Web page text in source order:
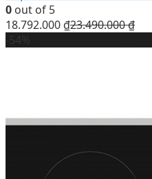
0 out of 5
18.792.000 ₫23.490.000₫